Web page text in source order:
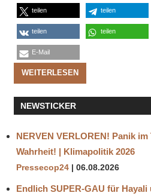
teilen teilen
teilen teilen
E-Mail
WEITERLESEN
NEWSTICKER
NERVEN VERLOREN! Panik
Wahrheit! | Klimapolitik 2026
Pressecop24 06.08.2026
Endlich SUPER-GAU für Hayali